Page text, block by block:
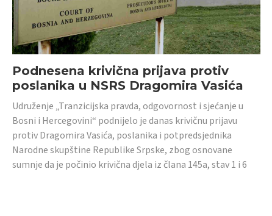
Podnesena krivična prijava protiv
poslanika u NSRS Dragomira Vasića
Udruženje „Tranzicijska pravda, odgovornost i sjećanje u
Bosni i Hercegovini“ podnijelo je danas krivičnu prijavu
protiv Dragomira Vasića, poslanika i potpredsjednika
Narodne skupštine Republike Srpske, zbog osnovane
sumnje da je počinio krivična djela iz člana 145a, stav 1 i 6